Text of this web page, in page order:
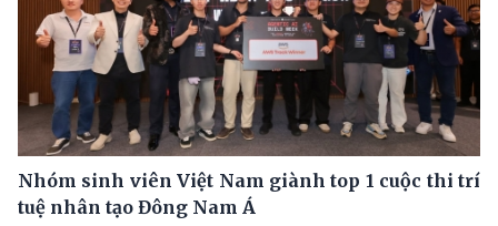
Nhóm sinh viên Việt Nam giành top 1 cuộc thi trí
tuệ nhân tạo Đông Nam Á